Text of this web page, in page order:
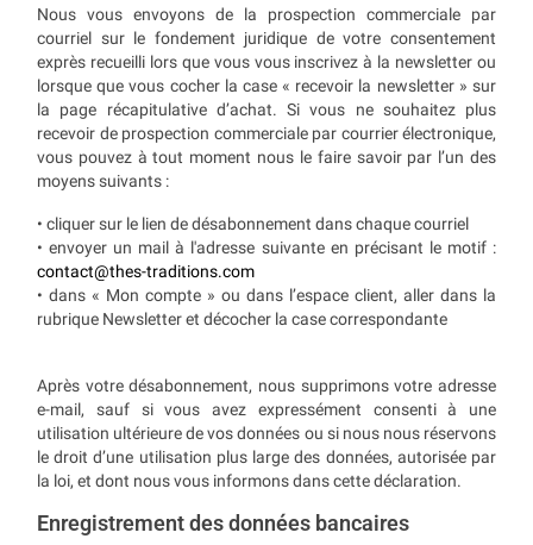
Nous vous envoyons de la prospection commerciale par
courriel sur le fondement juridique de votre consentement
exprès recueilli lors que vous vous inscrivez à la newsletter ou
lorsque que vous cocher la case « recevoir la newsletter » sur
la page récapitulative d’achat. Si vous ne souhaitez plus
recevoir de prospection commerciale par courrier électronique,
vous pouvez à tout moment nous le faire savoir par l’un des
moyens suivants :
• cliquer sur le lien de désabonnement dans chaque courriel
• envoyer un mail à l'adresse suivante en précisant le motif :
contact@thes-traditions.com
• dans « Mon compte » ou dans l’espace client, aller dans la
rubrique Newsletter et décocher la case correspondante
Après votre désabonnement, nous supprimons votre adresse
e-mail, sauf si vous avez expressément consenti à une
utilisation ultérieure de vos données ou si nous nous réservons
le droit d’une utilisation plus large des données, autorisée par
la loi, et dont nous vous informons dans cette déclaration.
Enregistrement des données bancaires